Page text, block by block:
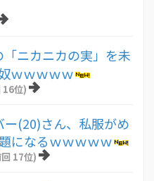
「ニカニカの実」を未
ｗｗｗｗｗ
16位)
ー(20)さん、私服がめ
になるｗｗｗｗｗ
17位)